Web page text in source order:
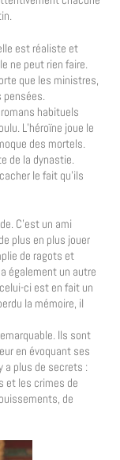
est réaliste et
ne peut rien faire.
que les ministres,
pensées.
habituels
L’héroïne joue le
des mortels.
de la dynastie.
le fait qu’ils
C’est un ami
plus en plus jouer
de ragots et
également un autre
ci est en fait un
la mémoire, il
Ils sont
en évoquant ses
a plus de secrets :
et les crimes de
de